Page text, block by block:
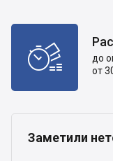

до
от
Заметили